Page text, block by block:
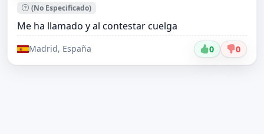
(No Especificado)
Me ha llamado y al contestar cuelga
Madrid, España 0 0